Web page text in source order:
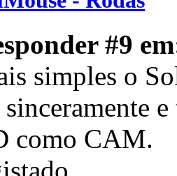
#9
simples o
como CAM.